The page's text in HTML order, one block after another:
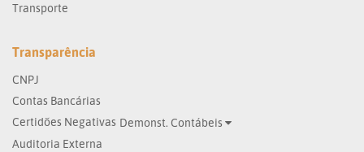
Transporte
Transparência
CNPJ
Contas Bancárias
Certidões Negativas Demonst. Contábeis
Auditoria Externa